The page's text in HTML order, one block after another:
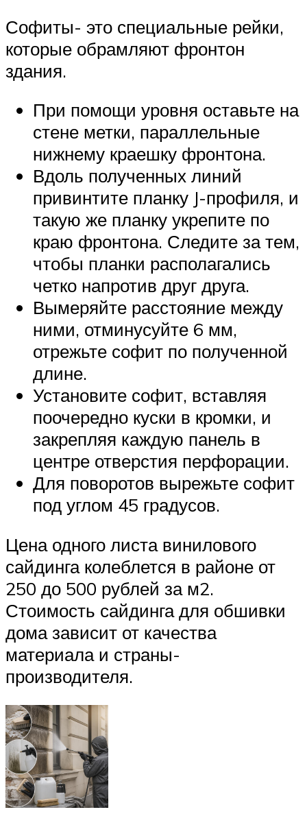
Софиты- это специальные рейки,
которые обрамляют фронтон
здания.
При помощи уровня оставьте на
стене метки, параллельные
нижнему краешку фронтона.
Вдоль полученных линий
привинтите планку J-профиля, и
такую же планку укрепите по
краю фронтона. Следите за тем,
чтобы планки располагались
четко напротив друг друга.
Вымеряйте расстояние между
ними, отминусуйте 6 мм,
отрежьте софит по полученной
длине.
Установите софит, вставляя
поочередно куски в кромки, и
закрепляя каждую панель в
центре отверстия перфорации.
Для поворотов вырежьте софит
под углом 45 градусов.
Цена одного листа винилового
сайдинга колеблется в районе от
250 до 500 рублей за м2.
Стоимость сайдинга для обшивки
дома зависит от качества
материала и страны-
производителя.